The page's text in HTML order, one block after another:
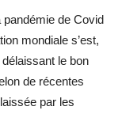
pandémie de Covid
mondiale s’est,
le bon
de récentes
par les